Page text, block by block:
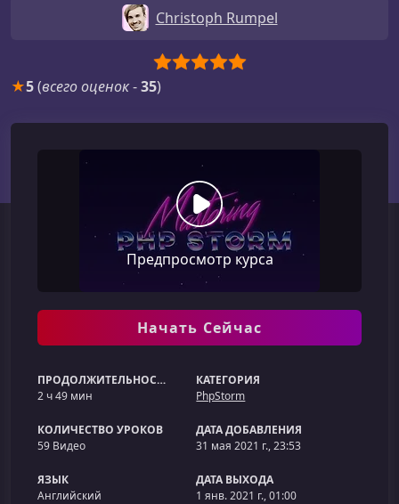
Christoph Rumpel
★5(всего оценок-35)
Предпросмотр курса
Начать Сейчас
ПРОДОЛЖИТЕЛЬНОСТЬ
2 ч 49 мин
КАТЕГОРИЯ
PhpStorm
КОЛИЧЕСТВО УРОКОВ
59 Видео
ДАТА ДОБАВЛЕНИЯ
31 мая 2021 г., 23:53
ЯЗЫК
Английский
ДАТА ВЫХОДА
1 янв. 2021 г., 01:00